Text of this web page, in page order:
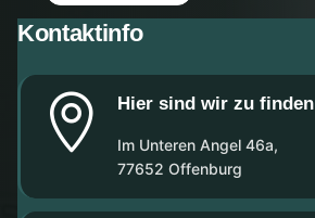
Kontaktinfo
 Hier sind wir zu finden
Im Unteren Angel 46a,
77652 Offenburg